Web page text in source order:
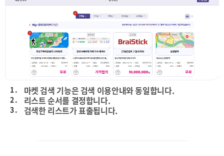
1 . 마켓 검색 기능은 검색 이용안내와 동일합니다.
2 . 리스트 순서를 결정합니다.
3 . 검색한 리스트가 표출됩니다.